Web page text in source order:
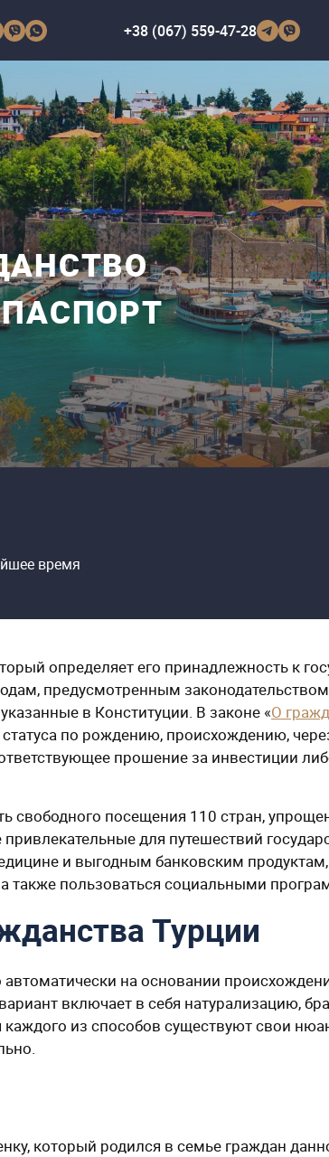
+38 (067) 559-47-28
время
определяет его принадлежность к
предусмотренным
в Конституции. В законе «О
по рождению, происхождению,
прошение за инвестиции
свободного посещения 110 стран,
для путешествий
и выгодным банковским
также пользоваться социальными
Турции
на основании
включает в себя натурализацию,
из способов существуют свои
который родился в семье граждан